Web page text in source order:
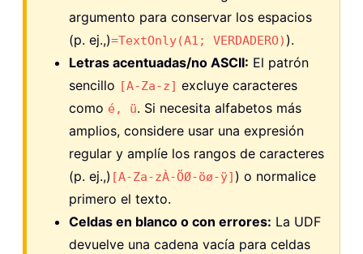
argumento para conservar los espacios
(p. ej.,)=TextOnly(A1; VERDADERO) ).
Letras acentuadas/no ASCII: El patrón
sencillo [A-Za-z] excluye caracteres
como é, ü. Si necesita alfabetos más
amplios, considere usar una expresión
regular y amplíe los rangos de caracteres
(p. ej.,) [A-Za-zÀ-ÖØ-öø-ÿ] ) o normalice
primero el texto.
Celdas en blanco o con errores: La UDF
devuelve una cadena vacía para celdas